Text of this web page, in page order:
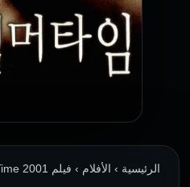
الرئيسية › الأفلام › فيلم Summer Time 2001 مترجم للكبار فقط